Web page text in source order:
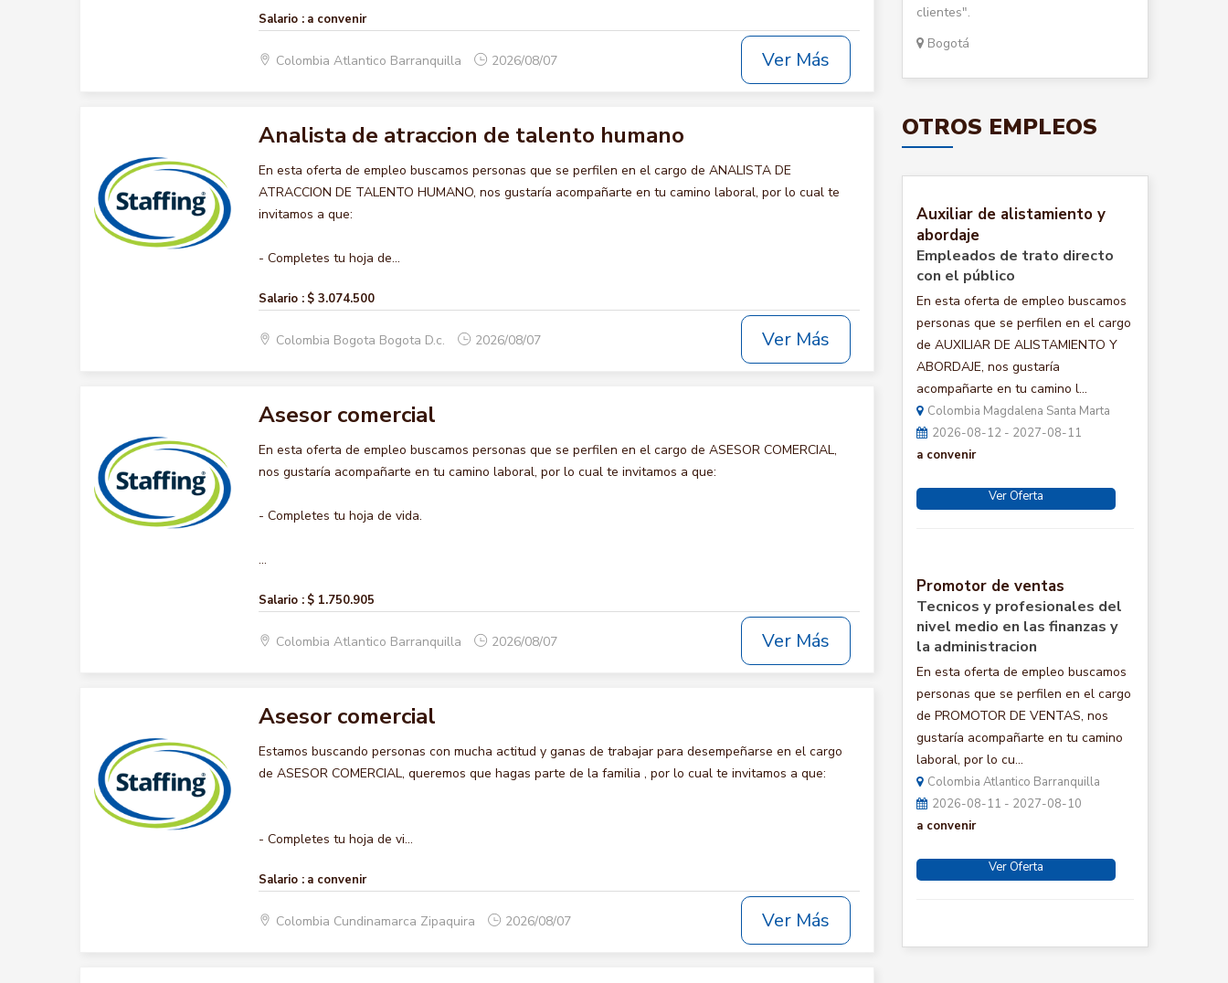
Salario : a convenir
Colombia Atlantico Barranquilla 2026/08/07 Ver Más
Analista de atraccion de talento humano
En esta oferta de empleo buscamos personas que se perfilen en el cargo de ANALISTA DE
ATRACCION DE TALENTO HUMANO, nos gustaría acompañarte en tu camino laboral, por lo cual te
invitamos a que:
- Completes tu hoja de...
Salario : $ 3.074.500
Colombia Bogota Bogota D.c. 2026/08/07 Ver Más
Asesor comercial
En esta oferta de empleo buscamos personas que se perfilen en el cargo de ASESOR COMERCIAL,
nos gustaría acompañarte en tu camino laboral, por lo cual te invitamos a que:
- Completes tu hoja de vida.
...
Salario : $ 1.750.905
Colombia Atlantico Barranquilla 2026/08/07 Ver Más
Asesor comercial
Estamos buscando personas con mucha actitud y ganas de trabajar para desempeñarse en el cargo
de ASESOR COMERCIAL, queremos que hagas parte de la familia , por lo cual te invitamos a que:
- Completes tu hoja de vi...
Salario : a convenir
Colombia Cundinamarca Zipaquira 2026/08/07 Ver Más
clientes".
Bogotá
OTROS EMPLEOS
Auxiliar de alistamiento y
abordaje
Empleados de trato directo
con el público
En esta oferta de empleo buscamos
personas que se perfilen en el cargo
de AUXILIAR DE ALISTAMIENTO Y
ABORDAJE, nos gustaría
acompañarte en tu camino l...
Colombia Magdalena Santa Marta
2026-08-12 - 2027-08-11
a convenir
Ver Oferta
Promotor de ventas
Tecnicos y profesionales del
nivel medio en las finanzas y
la administracion
En esta oferta de empleo buscamos
personas que se perfilen en el cargo
de PROMOTOR DE VENTAS, nos
gustaría acompañarte en tu camino
laboral, por lo cu...
Colombia Atlantico Barranquilla
2026-08-11 - 2027-08-10
a convenir
Ver Oferta